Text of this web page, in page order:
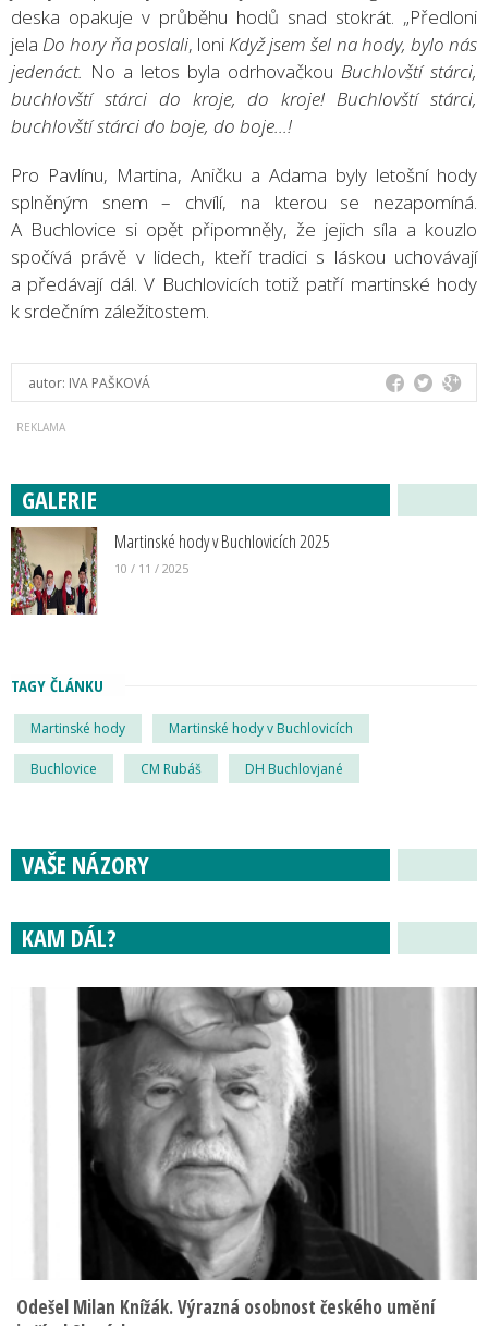
deska opakuje v průběhu hodů snad stokrát. „Předloni
jelaDo hory ňa poslali, loniKdyž jsem šel na hody, bylo nás
jedenáct. No a letos byla odrhovačkou Buchlovští stárci,
buchlovští stárci do kroje, do kroje! Buchlovští stárci,
buchlovští stárci do boje, do boje...!
Pro Pavlínu, Martina, Aničku a Adama byly letošní hody
splněným snem – chvílí, na kterou se nezapomíná.
A Buchlovice si opět připomněly, že jejich síla a kouzlo
spočívá právě v lidech, kteří tradici s láskou uchovávají
a předávají dál. V Buchlovicích totiž patří martinské hody
k srdečním záležitostem.
autor: IVA PAŠKOVÁ
GALERIE
Martinské hody v Buchlovicích 2025
10 / 11 / 2025
TAGY ČLÁNKU
Martinské hody Martinské hody v Buchlovicích
Buchlovice CM Rubáš DH Buchlovjané
VAŠE NÁZORY
KAM DÁL?
Odešel Milan Knížák. Výrazná osobnost českého umění